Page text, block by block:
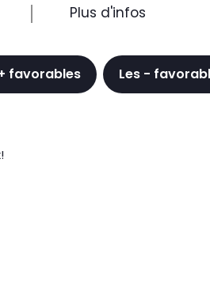
Plus d'infos
favorables Les -